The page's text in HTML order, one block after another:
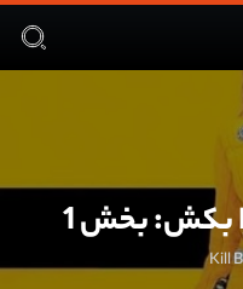
بکش: بخش 1
Kill